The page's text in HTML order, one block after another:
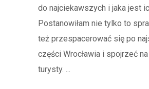
do najciekawszych i jaka jest
Postanowiłam nie tylko to
też przespacerować się po
części Wrocławia i spojrzeć
turysty.